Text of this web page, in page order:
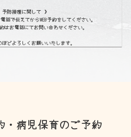
予防接種に関して 》
話で伝えてからWEB予約をしてください。
はお電話にてお問い合わせください。
どよろしくお願いいたします。
・病児保育のご予約